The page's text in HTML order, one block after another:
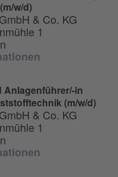
w/d)
& Co. KG
1
Anlagenführer/-in
(m/w/d)
& Co. KG
1